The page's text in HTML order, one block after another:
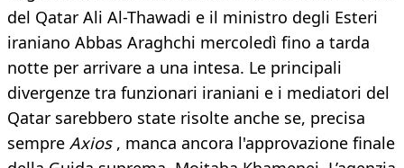
del Qatar Ali Al-Thawadi e il ministro degli Esteri
iraniano Abbas Araghchi mercoledì fino a tarda
notte per arrivare a una intesa. Le principali
divergenze tra funzionari iraniani e i mediatori del
Qatar sarebbero state risolte anche se, precisa
sempre Axios, manca ancora l'approvazione finale